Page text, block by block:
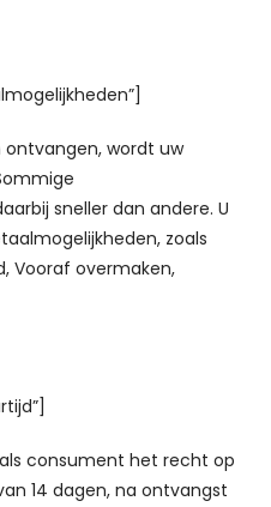
ontvangen, wordt uw
sneller dan andere. U
zoals
Vooraf overmaken,
consument het recht op
14 dagen, na ontvangst